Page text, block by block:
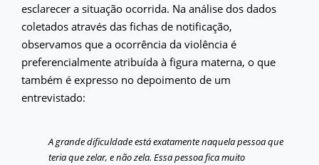
esclarecer a situação ocorrida. Na análise dos dados
coletados através das fichas de notificação,
observamos que a ocorrência da violência é
preferencialmente atribuída à figura materna, o que
também é expresso no depoimento de um
entrevistado:
A grande dificuldade está exatamente naquela pessoa que
teria que zelar, e não zela. Essa pessoa fica muito